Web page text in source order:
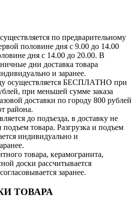
по предварительному
половине дня с 9.00 до 14.00
дня с 14.00 до 20.00. В
дни доставка товара
и заранее.
осуществляется БЕСПЛАТНО при
при меньшей сумме заказа
доставки по городу 800 рублей
района.
до подъезда, в доставку не
подъем товара. Разгрузка и подъем
индивидуально и
товара, керамогранита,
доски рассчитывается
заранее.
ТОВАРА